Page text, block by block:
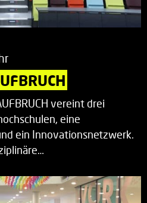
vereint drei
eine
ein Innovationsnetzwerk.